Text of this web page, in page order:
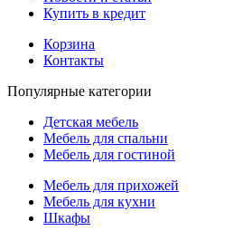
Купить в кредит
Корзина
Контакты
Популярные категории
Детская мебель
Мебель для спальни
Мебель для гостиной
Мебель для прихожей
Мебель для кухни
Шкафы